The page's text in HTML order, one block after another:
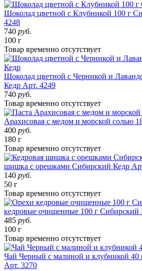
Шоколад цветной с Клубникой 100 г
4248
740 руб.
100 г
Товар временно отсутствует
Шоколад цветной с Черникой и
Кедр Арт. 4249
740 руб.
Товар временно отсутствует
Арахисовая с медом и морской солью
400 руб.
180 г
Товар временно отсутствует
шишка с орешками Сибирский Кедр
140 руб.
50 г
Товар временно отсутствует
кедровые очищенные 100 г Сибирский
485 руб.
100 г
Товар временно отсутствует
Чай Черный с малиной и клубникой 40
Арт. 3270